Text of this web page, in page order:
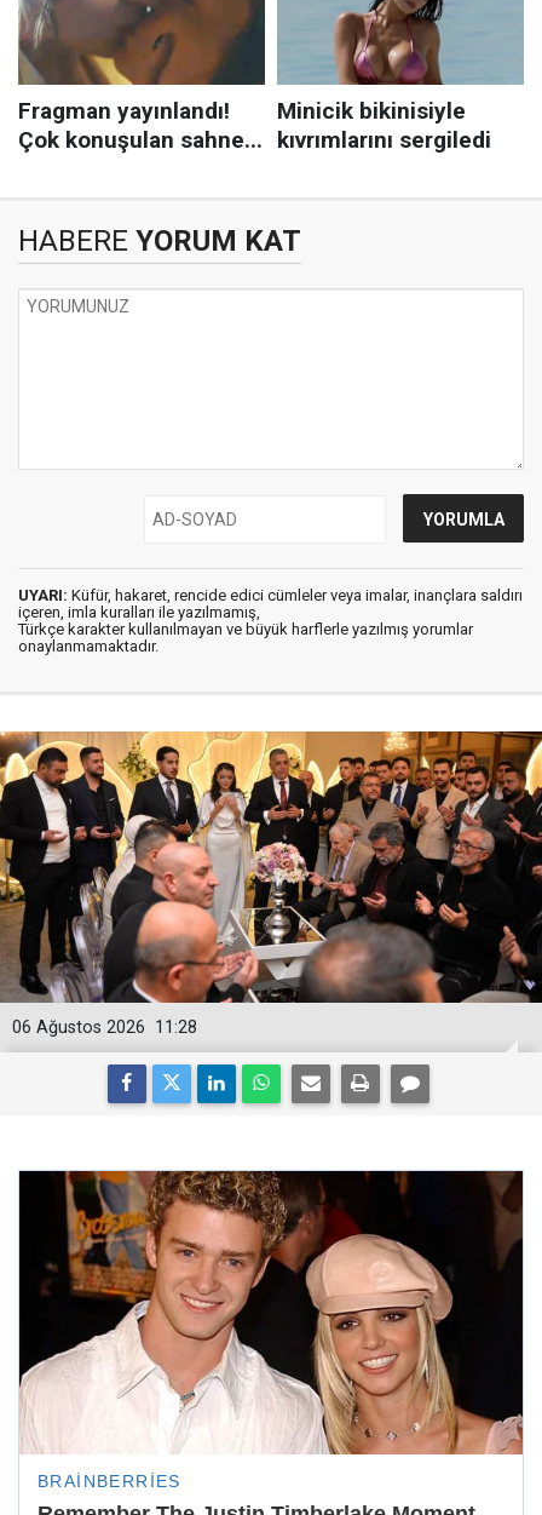
HABERE YORUM KAT
UYARI: Küfür, hakaret, rencide edici cümleler veya imalar, inançlara saldırı
içeren, imla kuralları ile yazılmamış,
Türkçe karakter kullanılmayan ve büyük harflerle yazılmış yorumlar
onaylanmamaktadır.
11:28
06 Ağustos 2026